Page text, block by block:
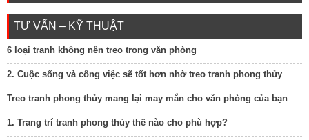
TƯ VẤN – KỸ THUẬT
6 loại tranh không nên treo trong văn phòng
2. Cuộc sống và công việc sẽ tốt hơn nhờ treo tranh phong thủy
Treo tranh phong thủy mang lại may mắn cho văn phòng của bạn
1. Trang trí tranh phong thủy thế nào cho phù hợp?